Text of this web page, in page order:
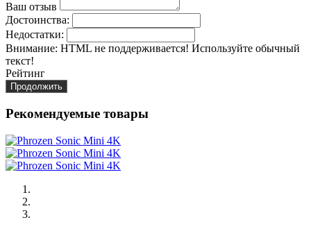
Ваш отзыв
Достоинства:
Недостатки:
Внимание: HTML не поддерживается! Используйте обычный
текст!
Рейтинг
Продолжить
Рекомендуемые товары